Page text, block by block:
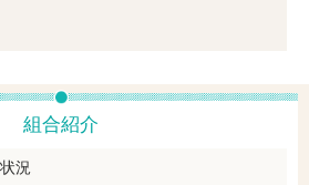
組合紹介
況